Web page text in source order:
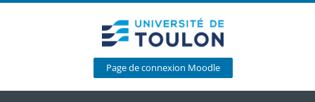
Page de connexion Moodle